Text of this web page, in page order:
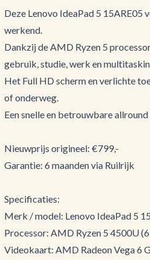
Deze Lenovo IdeaPad 5 15ARE05
werkend.
Dankzij de AMD Ryzen 5
gebruik, studie, werk en
Het Full HD scherm en verlichte
of onderweg.
Een snelle en betrouwbare
Nieuwprijs origineel: €799,-
Garantie: 6 maanden via Ruilrijk
Specificaties:
Merk / model: Lenovo IdeaPad 5
Processor: AMD Ryzen 5 4500U
Videokaart: AMD Radeon Vega 6